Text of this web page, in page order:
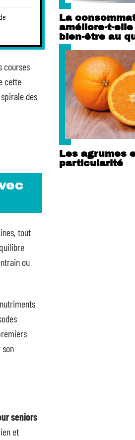
courses
cette
des
tout
ou
seniors
et
La
améliore-t-
bien-être au
Les agrumes
particularité